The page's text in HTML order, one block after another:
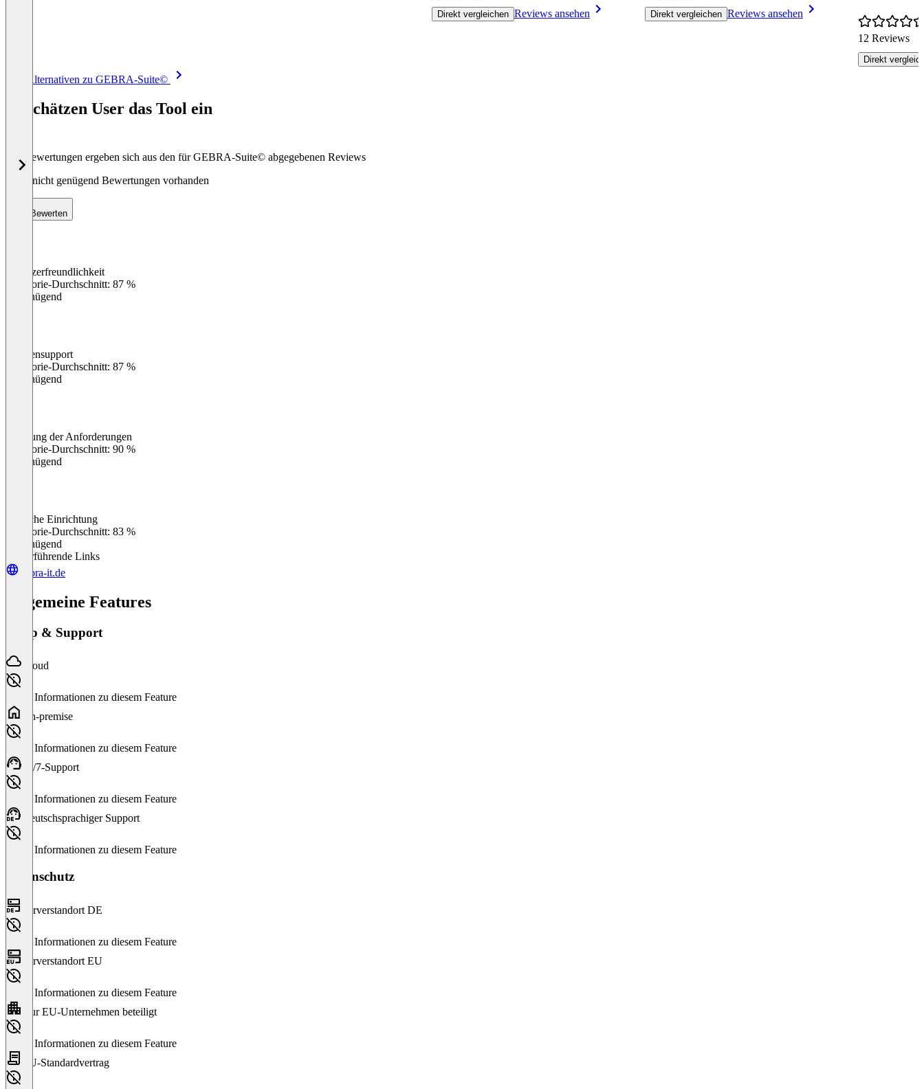
Direkt vergleichen Reviews ansehen Direkt vergleichen Reviews ansehen
12 Reviews
Direkt
Alle Alternativen zu GEBRA-Suite©
So schätzen User das Tool ein
Die Bewertungen ergeben sich aus den für GEBRA-Suite© abgegebenen Reviews
Noch nicht genügend Bewertungen vorhanden
Bewerten
Benutzerfreundlichkeit
Kategorie-Durchschnitt: 87 %
Ungenügend
Kundensupport
Kategorie-Durchschnitt: 87 %
Ungenügend
Erfüllung der Anforderungen
Kategorie-Durchschnitt: 90 %
Ungenügend
Einfache Einrichtung
Kategorie-Durchschnitt: 83 %
Ungenügend
Weiterführende Links
gebra-it.de
Allgemeine Features
Setup & Support
Cloud
Keine Informationen zu diesem Feature
On-premise
Keine Informationen zu diesem Feature
24/7-Support
Keine Informationen zu diesem Feature
Deutschsprachiger Support
Keine Informationen zu diesem Feature
Datenschutz
Serverstandort DE
Keine Informationen zu diesem Feature
Serverstandort EU
Keine Informationen zu diesem Feature
Nur EU-Unternehmen beteiligt
Keine Informationen zu diesem Feature
EU-Standardvertrag